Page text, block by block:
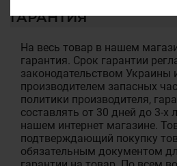
ГАРАНТИЯ
На весь товар в нашем
гарантия. Срок гарантии
законодательством Украины
производителем запасных
политики производителя,
составлять от 30 дней до 3-х
нашем интернет магазине.
подтверждающий покупку
обязательным документом